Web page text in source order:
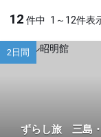
12 件中 1～12件表
2日間
ずらし旅 三島